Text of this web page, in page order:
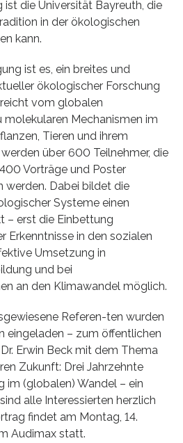
ist die Universität Bayreuth, die
in der ökologischen
kann.
ist es, ein breites und
ökologischer Forschung
vom globalen
molekularen Mechanismen im
Tieren und ihrem
über 600 Teilnehmer, die
Vorträge und Poster
werden. Dabei bildet die
Systeme einen
– erst die Einbettung
Erkenntnisse in den sozialen
Umsetzung in
und bei
an den Klimawandel möglich.
Referen-ten wurden
eingeladen – zum öffentlichen
Erwin Beck mit dem Thema
Zukunft: Drei Jahrzehnte
im (globalen) Wandel – ein
alle Interessierten herzlich
findet am Montag, 14.
Audimax statt.